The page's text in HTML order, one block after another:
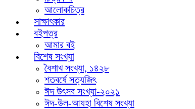
আলোকচিত্র
সাক্ষাৎকার
বইপত্র
আমার বই
বিশেষ সংখ্যা
বৈশাখ সংখ্যা, ১৪২৮
শতবর্ষে সত্যজিৎ
ঈদ উৎসব সংখ্যা-২০২১
ঈদ-উল-আযহা বিশেষ সংখ্যা